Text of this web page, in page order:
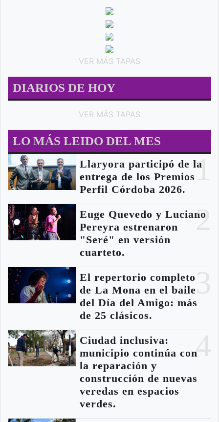
VER MÁS TAPAS
DIARIOS DE HOY
VER MÁS TAPAS
LO MÁS LEIDO DEL MES
1
Llaryora participó de la
entrega de los Premios
Perfil Córdoba 2026.
2
Euge Quevedo y Luciano
Pereyra estrenaron
"Seré" en versión
cuarteto.
El repertorio completo
de La Mona en el baile
del Día del Amigo: más
de 25 clásicos.
4
Ciudad inclusiva:
municipio continúa con
la reparación y
construcción de nuevas
veredas en espacios
verdes.